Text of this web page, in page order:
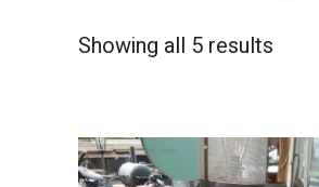
Showing all 5 results